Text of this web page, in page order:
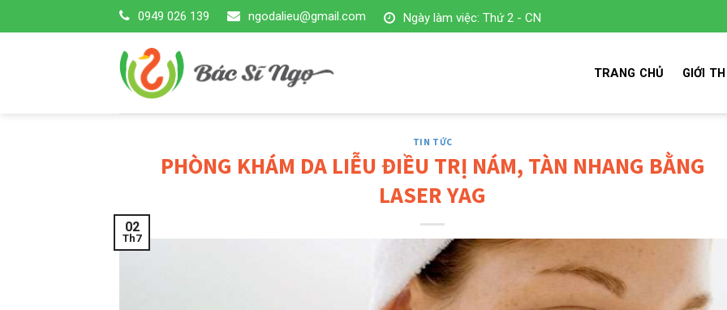
to
0949 026 139 ngodalieu@gmail.com Ngày làm việc: Thứ 2 - CN
TRANG CHỦ GIỚI
TIN TỨC
PHÒNG KHÁM DA LIỄU ĐIỀU TRỊ NÁM, TÀN NHANG BẰNG
LASER YAG
02
Th7